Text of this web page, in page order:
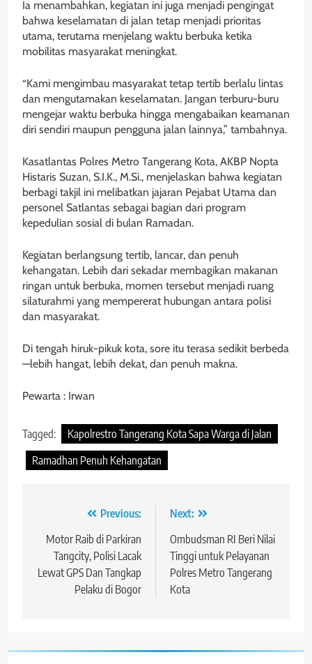
Ia menambahkan, kegiatan ini juga menjadi pengingat
bahwa keselamatan di jalan tetap menjadi prioritas
utama, terutama menjelang waktu berbuka ketika
mobilitas masyarakat meningkat.
“Kami mengimbau masyarakat tetap tertib berlalu lintas
dan mengutamakan keselamatan. Jangan terburu-buru
mengejar waktu berbuka hingga mengabaikan keamanan
diri sendiri maupun pengguna jalan lainnya,” tambahnya.
Kasatlantas Polres Metro Tangerang Kota, AKBP Nopta
Histaris Suzan, S.I.K., M.Si., menjelaskan bahwa kegiatan
berbagi takjil ini melibatkan jajaran Pejabat Utama dan
personel Satlantas sebagai bagian dari program
kepedulian sosial di bulan Ramadan.
Kegiatan berlangsung tertib, lancar, dan penuh
kehangatan. Lebih dari sekadar membagikan makanan
ringan untuk berbuka, momen tersebut menjadi ruang
silaturahmi yang mempererat hubungan antara polisi
dan masyarakat.
Di tengah hiruk-pikuk kota, sore itu terasa sedikit berbeda
—lebih hangat, lebih dekat, dan penuh makna.
Pewarta : Irwan
Tagged:
Kapolrestro Tangerang Kota Sapa Warga di Jalan
Ramadhan Penuh Kehangatan
Navigasi
pos
Previous:
Motor Raib di Parkiran
Tangcity, Polisi Lacak
Lewat GPS Dan Tangkap
Pelaku di Bogor
Next:
Ombudsman RI Beri Nilai
Tinggi untuk Pelayanan
Polres Metro Tangerang
Kota